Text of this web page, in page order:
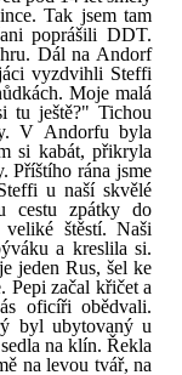
Tak jsem tam
poprášili DDT.
Dál na Andorf
vyzdvihli Steffi
Moje malá
tu ještě?" Tichou
V Andorfu byla
si kabát, přikryla
Příštího rána jsme
u naší skvělé
cestu zpátky do
štěstí. Naši
a kreslila si.
jeden Rus, šel ke
Pepi začal křičet a
oficíři obědvali.
byl ubytovaný u
na klín. Řekla
na levou tvář, na